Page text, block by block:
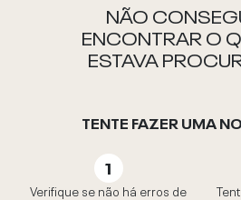
NÃO
ENCONTRAR O
ESTAVA
TENTE FAZER UMA
Verifique se não há erros de